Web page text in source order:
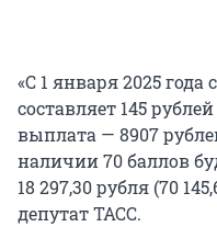
«С 1 января 2025 года
составляет 145
выплата — 8907
наличии 70 баллов
18 297,30 рубля (70
депутат ТАСС.